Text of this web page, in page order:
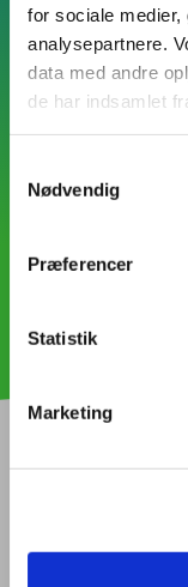
for sociale medier,
analysepartnere.
data med andre
de har indsamlet
Nødvendig
Præferencer
Statistik
Marketing
Jeg accepterer
Til dig
kvalitet